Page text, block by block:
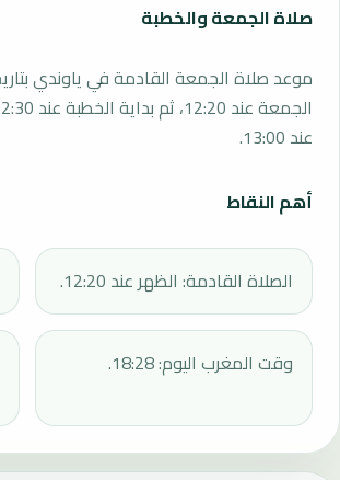
صلاة الجمعة والخطبة
عند 13:00.
أهم النقاط
الصلاة القادمة: الظهر عند 12:20.
وقت المغرب اليوم: 18:28.